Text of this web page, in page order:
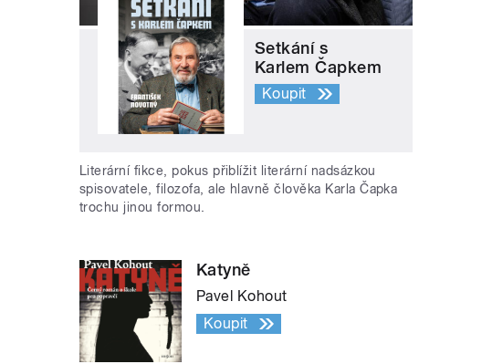
Setkání s
Karlem Čapkem
Koupit
Literární fikce, pokus přiblížit literární nadsázkou
spisovatele, filozofa, ale hlavně člověka Karla Čapka
trochu jinou formou.
Katyně
Pavel Kohout
Koupit